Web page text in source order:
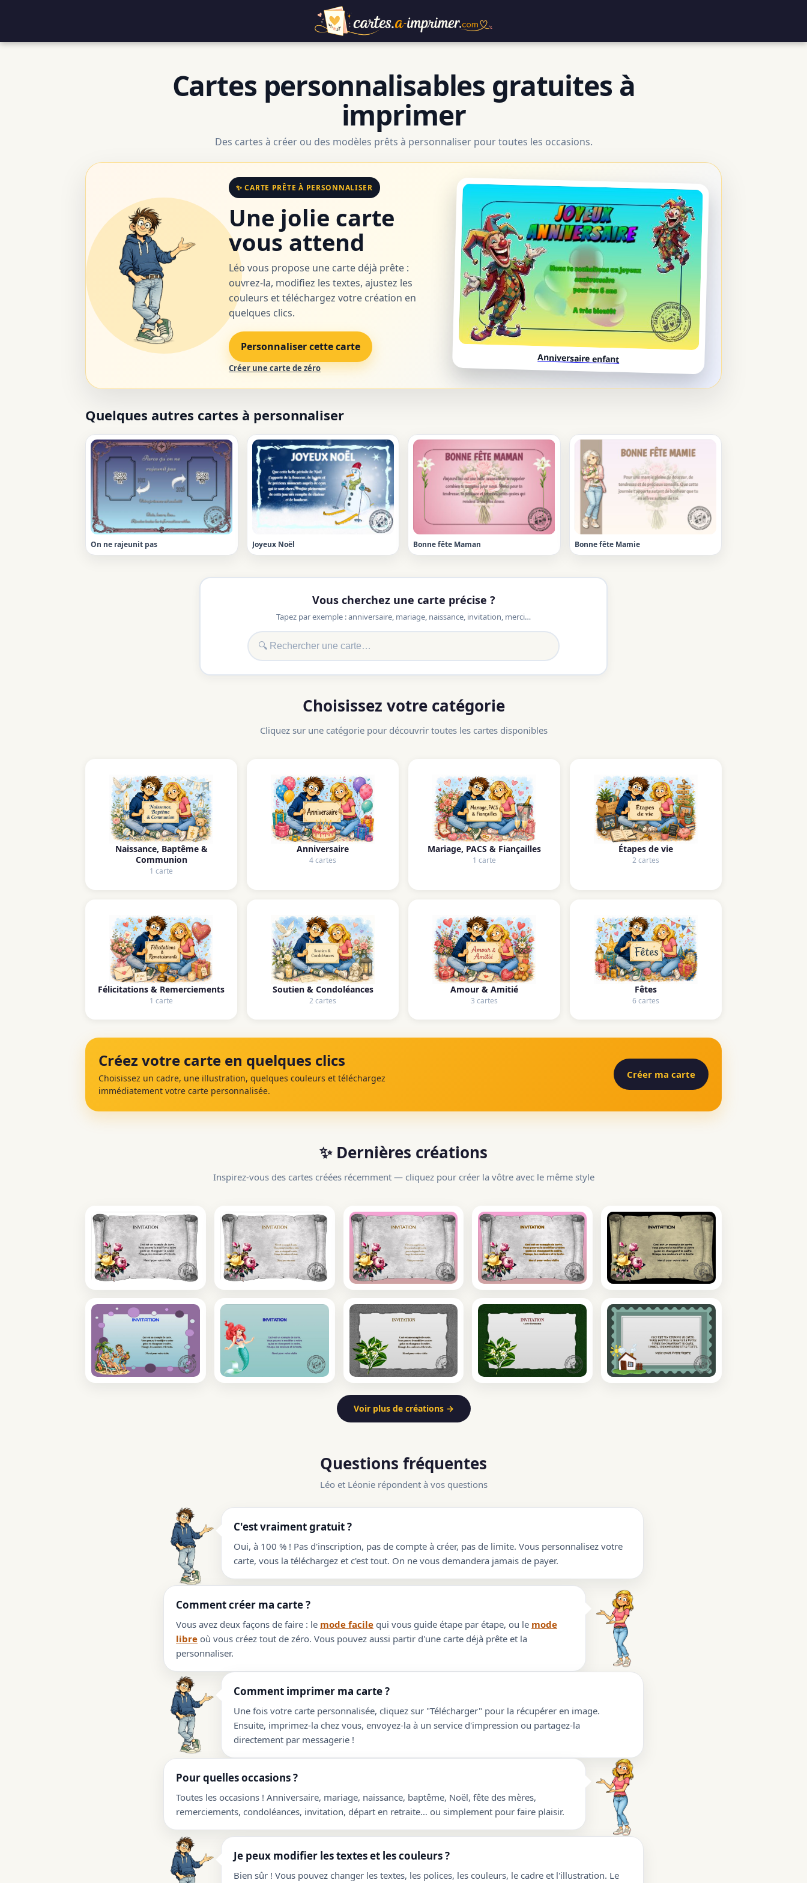
Cartes personnalisables gratuites à
imprimer
Des cartes à créer ou des modèles prêts à personnaliser pour toutes les occasions.
✨ CARTE PRÊTE À PERSONNALISER
Une jolie carte
vous attend
Léo vous propose une carte déjà prête :
ouvrez-la, modifiez les textes, ajustez les
couleurs et téléchargez votre création en
quelques clics.
Personnaliser cette carte
Créer une carte de zéro
Anniversaire enfant
Quelques autres cartes à personnaliser
On ne rajeunit pas Joyeux Noël Bonne fête Maman Bonne fête Mamie
Vous cherchez une carte précise ?
Tapez par exemple : anniversaire, mariage, naissance, invitation, merci…
Choisissez votre catégorie
Cliquez sur une catégorie pour découvrir toutes les cartes disponibles
Naissance, Baptême &
Communion
1 carte
Anniversaire
4 cartes
Mariage, PACS & Fiançailles
1 carte
Étapes de vie
2 cartes
Félicitations & Remerciements
1 carte
Soutien & Condoléances
2 cartes
Amour & Amitié
3 cartes
Fêtes
6 cartes
Créez votre carte en quelques clics
Choisissez un cadre, une illustration, quelques couleurs et téléchargez
immédiatement votre carte personnalisée.
Créer ma carte
✨ Dernières créations
Inspirez-vous des cartes créées récemment — cliquez pour créer la vôtre avec le même style
Voir plus de créations →
Questions fréquentes
Léo et Léonie répondent à vos questions
C'est vraiment gratuit ?
Oui, à 100 % ! Pas d'inscription, pas de compte à créer, pas de limite. Vous personnalisez votre
carte, vous la téléchargez et c'est tout. On ne vous demandera jamais de payer.
Comment créer ma carte ?
Vous avez deux façons de faire : le mode facile qui vous guide étape par étape, ou le mode
libre où vous créez tout de zéro. Vous pouvez aussi partir d'une carte déjà prête et la
personnaliser.
Comment imprimer ma carte ?
Une fois votre carte personnalisée, cliquez sur "Télécharger" pour la récupérer en image.
Ensuite, imprimez-la chez vous, envoyez-la à un service d'impression ou partagez-la
directement par messagerie !
Pour quelles occasions ?
Toutes les occasions ! Anniversaire, mariage, naissance, baptême, Noël, fête des mères,
remerciements, condoléances, invitation, départ en retraite… ou simplement pour faire plaisir.
Je peux modifier les textes et les couleurs ?
Bien sûr ! Vous pouvez changer les textes, les polices, les couleurs, le cadre et l'illustration. Le